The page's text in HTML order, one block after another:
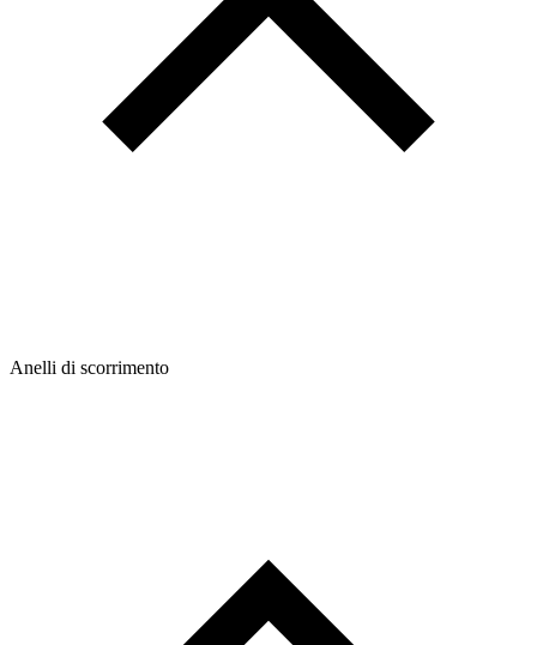
Anelli di scorrimento